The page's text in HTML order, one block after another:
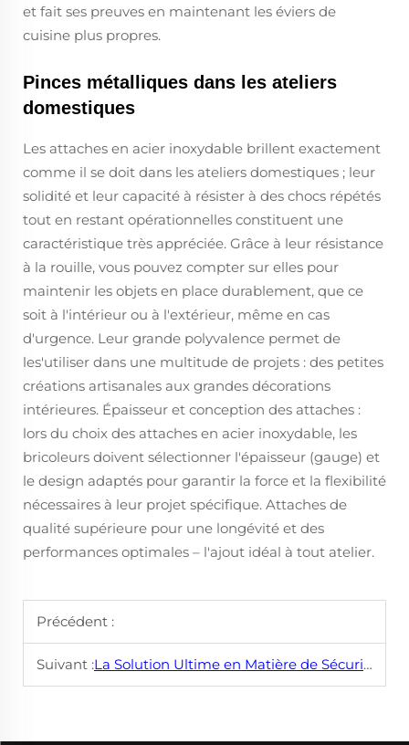
et fait ses preuves en maintenant les éviers de
cuisine plus propres.
Pinces métalliques dans les ateliers
domestiques
Les attaches en acier inoxydable brillent exactement
comme il se doit dans les ateliers domestiques ; leur
solidité et leur capacité à résister à des chocs répétés
tout en restant opérationnelles constituent une
caractéristique très appréciée. Grâce à leur résistance
à la rouille, vous pouvez compter sur elles pour
maintenir les objets en place durablement, que ce
soit à l'intérieur ou à l'extérieur, même en cas
d'urgence. Leur grande polyvalence permet de
les'utiliser dans une multitude de projets : des petites
créations artisanales aux grandes décorations
intérieures. Épaisseur et conception des attaches :
lors du choix des attaches en acier inoxydable, les
bricoleurs doivent sélectionner l'épaisseur (gauge) et
le design adaptés pour garantir la force et la flexibilité
nécessaires à leur projet spécifique. Attaches de
qualité supérieure pour une longévité et des
performances optimales – l'ajout idéal à tout atelier.
Précédent :
Suivant :La Solution Ultime en Matière de Sécurité : Jeu d'Outils Antidétonation